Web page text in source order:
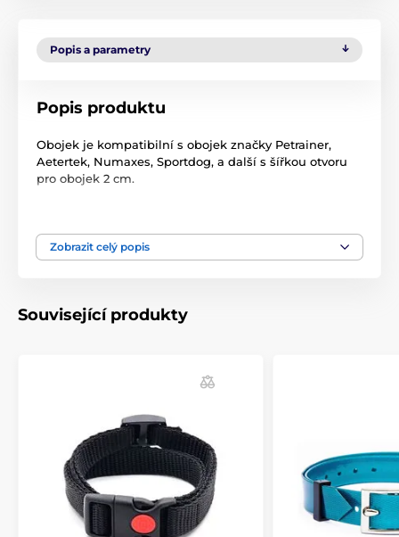
Popis a parametry
Popis produktu
Obojek je kompatibilní s obojek značky Petrainer,
Aetertek, Numaxes, Sportdog, a další s šířkou otvoru
pro obojek 2 cm.
Délka obojku je 20 - 45 cm.
výslovného upozornění. Obrázky mají pouze
Příslušenství výcvikové obojky
Náhradní obojky k přijímačům
Příslušenství protištěkací obojky
Náhradní obojky Příslušenství ohradníky
Zobrazit celý popis
Související produkty